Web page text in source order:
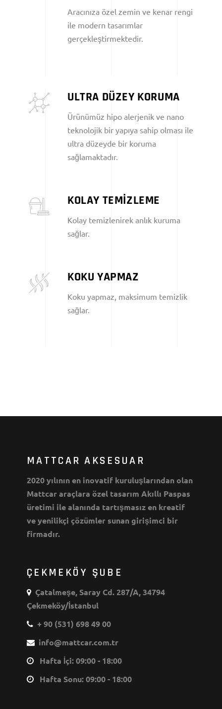
Aracınıza özel zemin ve kenar rengi
ile modern tasarımlar
gerçekleştirmektedir.
ULTRA DÜZEY KORUMA
Ürünümüz hipo alerjenik ve nano
teknolojik bir yapıya sahip olması ile
ultra düzeyde bir koruma
sağlamaktadır.
KOLAY TEMİZLEME
Kolay temizlenirek anlık kuruma
sağlar.
KOKU YAPMAZ
Koku yapmaz, maksimum temizlik
sağlar.
MATTCAR AKSESUAR
2020 yılının en inovatif kuruluşlarından olan
Mattcar araçlara özel tasarım Akıllı Paspas
üretimi ile alanında tartışmasız en kreatif
ve yenilikçi çözümler sunan girişimci bir
firmadır.
ÇEKMEKÖY ŞUBE
Çatalmeşe, Saray Cd. 287/A, 34794
Çekmeköy/İstanbul
+ 90 (531) 698 49 00
info@mattcar.com.tr
Hafta İçi: 09:00 - 18:00
Hafta Sonu: 09:00 - 18:00